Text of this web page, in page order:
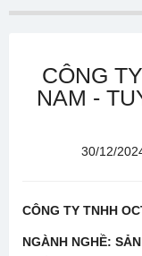
CÔNG
NAM -
30/12/
CÔNG TY TNHH
NGÀNH NGHỀ: